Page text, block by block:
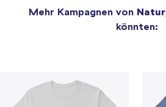
Mehr Kampagnen von Natur
könnten: